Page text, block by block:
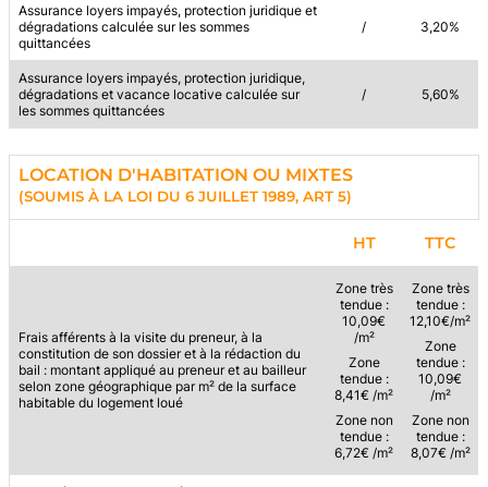
Assurance loyers impayés, protection juridique et
dégradations calculée sur les sommes
quittancées
/ 3,20%
Assurance loyers impayés, protection juridique,
dégradations et vacance locative calculée sur
les sommes quittancées
/ 5,60%
LOCATION D'HABITATION OU MIXTES
(SOUMIS À LA LOI DU 6 JUILLET 1989, ART 5)
HT TTC
Frais afférents à la visite du preneur, à la
constitution de son dossier et à la rédaction du
bail : montant appliqué au preneur et au bailleur
selon zone géographique par m² de la surface
habitable du logement loué
Zone très
tendue :
10,09€
/m²
Zone
tendue :
8,41€ /m²
Zone non
tendue :
6,72€ /m²
Zone très
tendue :
12,10€/m²
Zone
tendue :
10,09€
/m²
Zone non
tendue :
8,07€ /m²